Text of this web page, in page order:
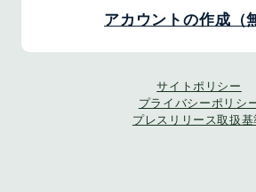
アカウントの作成（
サイトポリシー
プライバシーポリシ
プレスリリース取扱基